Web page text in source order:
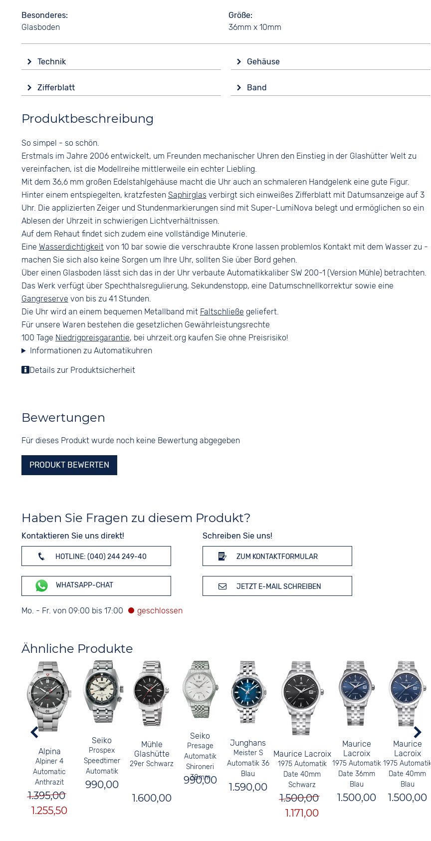
Besonderes
Glasboden
Größe
36mm x 10mm
Technik
Automatik
Datumsanzeige
Wasserdicht
Gehäuse
Saphirglas
Edelstahl
Farbe
Silber
Zifferblatt
Analog
Weiß
Ziffern
Keine
Band
Bandschließe
Faltschließe
Produktbeschreibung
So simpel - so schön.
Erstmals im Jahre 2006 entwickelt, um Freunden mechanischer Uhren den Einstieg in der Glashütter Welt zu
vereinfachen, ist die Modellreihe mittlerweile ein echter Liebling.
Mit dem 36,6 mm großen Edelstahlgehäuse macht die Uhr auch an schmaleren Handgelenk eine gute Figur.
Hinter einem entspiegelten, kratzfesten Saphirglas verbirgt sich einweißes Zifferblatt mit Datumsanzeige auf 3
Uhr. Die applizierten Zeiger und Stundenmarkierungen sind mit Super-LumiNova belegt und ermöglichen so ein
Ablesen der Uhrzeit in schwierigen Lichtverhältnissen.
Auf dem Rehaut findet sich zudem eine vollständige Minuterie.
Eine Wasserdichtigkeitvon 10 bar sowie die verschraubte Krone lassen problemlos Kontakt mit dem Wasser zu -
machen Sie sich also keine Sorgen um Ihre Uhr, sollten Sie über Bord gehen.
Über einen Glasboden lässt sich das in der Uhr verbaute Automatikkaliber SW 200-1 (Version Mühle) betrachten.
Das Werk verfügt über Spechthalsregulierung, Sekundenstopp, eine Datumschnellkorrektur sowie eine
Gangreserve von bis zu 41 Stunden.
Die Uhr wird an einem bequemen Metallband mit Faltschließe geliefert.
Für unsere Waren bestehen die gesetzlichen Gewährleistungsrechte
100 Tage Niedrigpreisgarantie, bei uhrzeit.org kaufen Sie ohne Preisrisiko!
Informationen zu Automatikuhren
Details zur Produktsicherheit
Bewertungen
Für dieses Produkt wurde noch keine Bewertung abgegeben
PRODUKT BEWERTEN
Haben Sie Fragen zu diesem Produkt?
Kontaktieren Sie uns direkt!
HOTLINE: (040) 244 249-40
WHATSAPP-CHAT
Mo. - Fr. von 09:00 bis 17:00
Schreiben Sie uns!
ZUM KONTAKTFORMULAR
JETZT E-MAIL SCHREIBEN
Ähnliche Produkte
Alpina
Alpiner 4
Automatic
Anthrazit
1.395,00
1.255,50
Seiko
Prospex
Speedtimer
Automatik
990,00
Mühle
Glashütte
29er Schwarz
1.600,00
Seiko
Presage
Automatik
Shironeri
38mm
990,00
Junghans
Meister S
Automatik 36
Blau
1.590,00
Maurice Lacroix
1975 Automatik
Date 40mm
Schwarz
1.500,00
1.171,00
Maurice
Lacroix
1975 Automatik
Date 36mm
Blau
1.500,00
Maurice
Lacroix
1975 Automatik
Date 40mm
Blau
1.500,00